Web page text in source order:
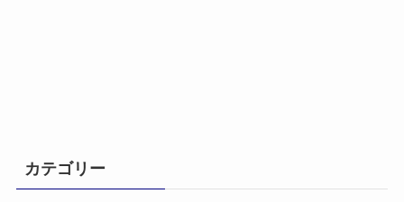
カテゴリー